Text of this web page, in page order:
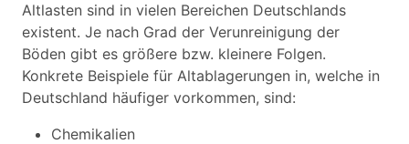
Altlasten sind in vielen Bereichen Deutschlands
existent. Je nach Grad der Verunreinigung der
Böden gibt es größere bzw. kleinere Folgen.
Konkrete Beispiele für Altablagerungen in, welche in
Deutschland häufiger vorkommen, sind:
Chemikalien